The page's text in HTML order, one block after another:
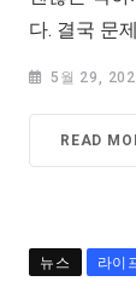
다. 결국 문
5월 29,
READ
뉴스 라이